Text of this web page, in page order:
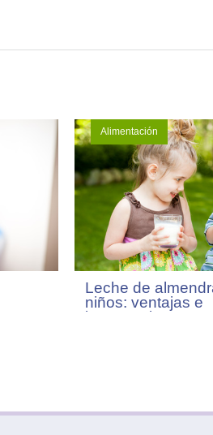
Alimentación
Leche de
niños: ventajas e
inconvenientes